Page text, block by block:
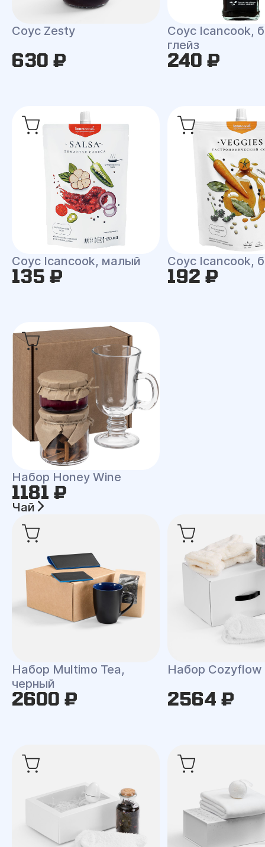
Соус Zesty
630 ₽
Соус Icancook,
глейз
240 ₽
Соус Icancook, малый
135 ₽
Соус Icancook,
192 ₽
Набор Honey Wine
1181 ₽
Чай
Набор Multimo Tea,
черный
2600 ₽
Набор Cozyflow
2564 ₽